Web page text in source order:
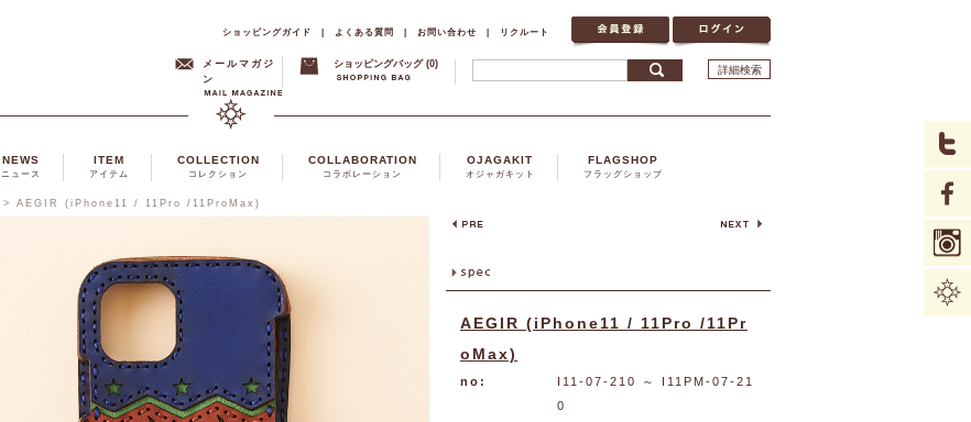
ショッピングガイド | よくある質問 | お問い合わせ | リクルート
メールマガジ
ン
ショッピングバッグ (0) 詳細検索
NEWS
ニュース
ITEM
アイテム
COLLECTION
コレクション
COLLABORATION
コラボレーション
OJAGAKIT
オジャガキット
FLAGSHOP
フラッグショップ
> AEGIR (iPhone11 / 11Pro /11ProMax)
AEGIR (iPhone11 / 11Pro /11Pr
oMax)
no: I11-07-210
～ I11PM-07-21
0